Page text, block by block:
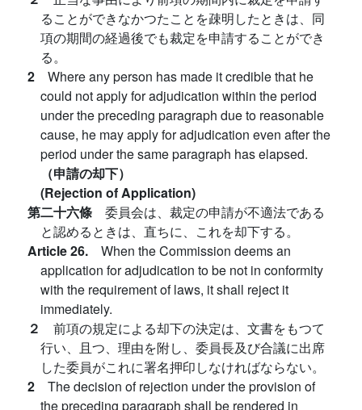
ることができなかつたことを疎明したときは、同
項の期間の経過後でも裁定を申請することができ
る。
2 Where any person has made it credible that he
could not apply for adjudication within the period
under the preceding paragraph due to reasonable
cause, he may apply for adjudication even after the
period under the same paragraph has elapsed.
（申請の却下）
(Rejection of Application)
第二十六條 委員会は、裁定の申請が不適法である
と認めるときは、直ちに、これを却下する。
Article 26. When the Commission deems an
application for adjudication to be not in conformity
with the requirement of laws, it shall reject it
immediately.
２ 前項の規定による却下の決定は、文書をもつて
行い、且つ、理由を附し、委員長及び合議に出席
した委員がこれに署名押印しなければならない。
2 The decision of rejection under the provision of
the preceding paragraph shall be rendered in